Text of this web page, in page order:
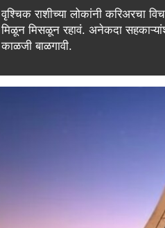
वृश्चिक राशीच्या लोकांनी करिअरचा
मिळून मिसळून रहावं. अनेकदा
काळजी बाळगावी.